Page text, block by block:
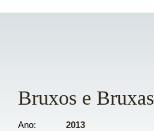
Bruxos e Bruxas
Ano
2013